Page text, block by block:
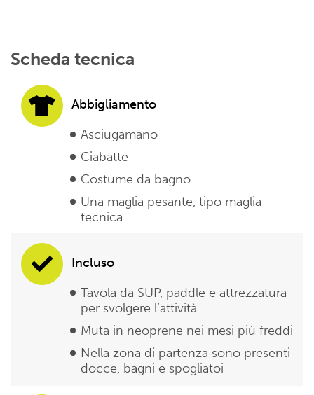
Scheda tecnica
Abbigliamento
Asciugamano
Ciabatte
Costume da bagno
Una maglia pesante, tipo maglia
tecnica
Incluso
Tavola da SUP, paddle e attrezzatura
per svolgere l’attività
Muta in neoprene nei mesi più freddi
Nella zona di partenza sono presenti
docce, bagni e spogliatoi